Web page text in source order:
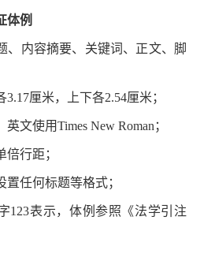
体例
、内容摘要、关键词、正文、脚
3.17厘米，上下各2.54厘米；
文使用Times New Roman；
倍行距；
置任何标题等格式；
123表示，体例参照《法学引注